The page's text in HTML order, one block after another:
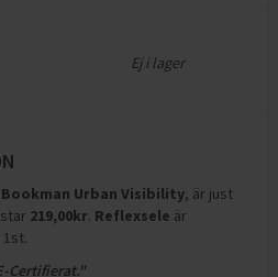
Ej i lager
Bookman Urban Visibility, är just
219,00kr. Reflexsele är
1st.
Certifierat."